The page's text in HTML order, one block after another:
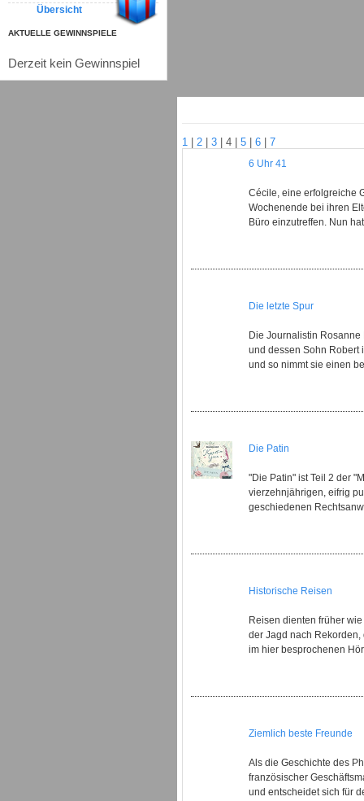
Übersicht
AKTUELLE GEWINNSPIELE
Derzeit kein Gewinnspiel
1 2 3 4 5 6 7
6 Uhr 41
Cécile, eine erfolgreiche
Wochenende bei ihren
Büro einzutreffen. Nun
Die letzte Spur
Die Journalistin
und dessen Sohn Robert
und so nimmt sie einen
Die Patin
"Die Patin" ist Teil 2 der
vierzehnjährigen, eifrig
geschiedenen
Historische Reisen
Reisen dienten früher
der Jagd nach
im hier besprochenen
Ziemlich beste Freunde
Als die Geschichte des
französischer
und entscheidet sich für